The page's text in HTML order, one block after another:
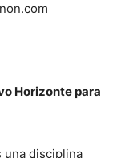
Horizonte para
una disciplina